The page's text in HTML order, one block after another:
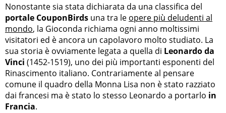
Nonostante sia stata dichiarata da una classifica del
portale CouponBirds una tra le opere più deludenti al
mondo, la Gioconda richiama ogni anno moltissimi
visitatori ed è ancora un capolavoro molto studiato. La
sua storia è ovviamente legata a quella di Leonardo da
Vinci (1452-1519), uno dei più importanti esponenti del
Rinascimento italiano. Contrariamente al pensare
comune il quadro della Monna Lisa non è stato razziato
dai francesi ma è stato lo stesso Leonardo a portarlo in
Francia.